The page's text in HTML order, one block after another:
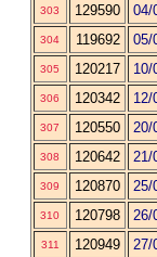
303 129590 04/
304 119692 05/
305 120217 10/
306 120342 12/
307 120550 20/
308 120642 21/
309 120870 25/
310 120798 26/
311 120949 27/